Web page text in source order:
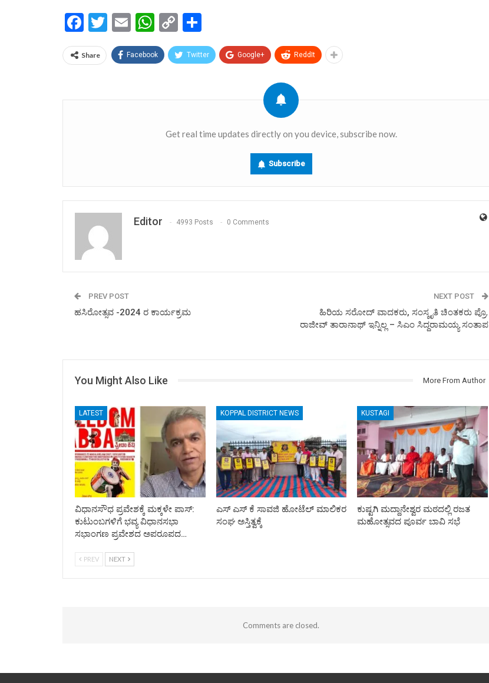
Facebook
Twitter
EmailWhatsApp
Copy
Link
Share Facebook Twitter Google+ ReddIt
Get real time updates directly on you device, subscribe now.
Subscribe
Editor 4993 Posts 0 Comments
PREV POST
ಹಸಿರೋತ್ಸವ -2024 ರ ಕಾರ್ಯಕ್ರಮ
NEXT POST
ಹಿರಿಯ ಸರೋದ್ ವಾದಕರು, ಸಂಸ್ಕೃತಿ ಚಿಂತಕರು ಪ್ರೊ.
ರಾಜೀವ್ ತಾರಾನಾಥ್ ಇನ್ನಿಲ್ಲ – ಸಿಎಂ ಸಿದ್ದರಾಮಯ್ಯ ಸಂತಾಪ
You Might Also Like More From Author
LATEST
ವಿಧಾನಸೌಧ ಪ್ರವೇಶಕ್ಕೆ ಮಕ್ಕಳೇ ಪಾಸ್:
ಕುಟುಂಬಗಳಿಗೆ ಭವ್ಯ ವಿಧಾನಸಭಾ
ಸಭಾಂಗಣ ಪ್ರವೇಶದ ಅಪರೂಪದ…
KOPPAL DISTRICT NEWS
ಎಸ್ ಎಸ್ ಕೆ ಸಾವಜಿ ಹೋಟೆಲ್ ಮಾಲಿಕರ
ಸಂಘ ಅಸ್ತಿತ್ವಕ್ಕೆ
KUSTAGI
ಕುಷ್ಟಗಿ ಮದ್ದಾನೇಶ್ವರ ಮಠದಲ್ಲಿ ರಜತ
ಮಹೋತ್ಸವದ ಪೂರ್ವ ಬಾವಿ ಸಭೆ
PREV NEXT
Comments are closed.